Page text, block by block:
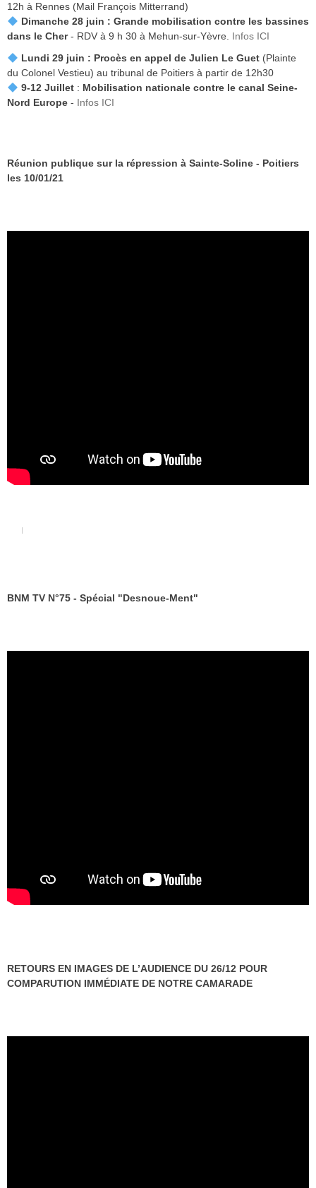
12h à Rennes (Mail François Mitterrand)
Dimanche 28 juin : Grande mobilisation contre les bassines
dans le Cher- RDV à 9 h 30 à Mehun-sur-Yèvre. Infos ICI
Lundi 29 juin : Procès en appel de Julien Le Guet(Plainte
du Colonel Vestieu) au tribunal de Poitiers à partir de 12h30
9-12 Juillet: Mobilisation nationale contre le canal Seine-
Nord Europe - Infos ICI
Réunion publique sur la répression à Sainte-Soline - Poitiers
les 10/01/21
BNM TV N°75 - Spécial "Desnoue-Ment"
RETOURS EN IMAGES DE L’AUDIENCE DU 26/12 POUR
COMPARUTION IMMÉDIATE DE NOTRE CAMARADE